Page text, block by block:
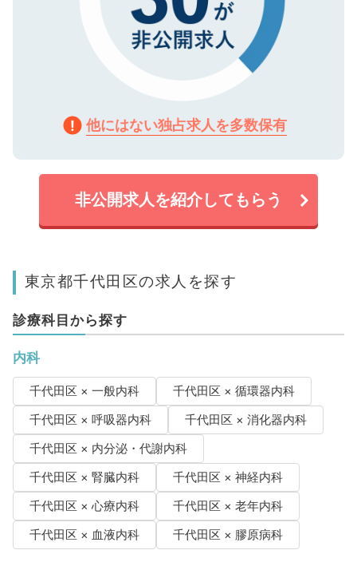
他にはない独占求人を多数保有
非公開求人を紹介してもらう
東京都千代田区の求人を探す
診療科目から探す
内科
千代田区 × 一般内科
千代田区 × 循環器内科
千代田区 × 呼吸器内科
千代田区 × 消化器内科
千代田区 × 内分泌・代謝内科
千代田区 × 腎臓内科
千代田区 × 神経内科
千代田区 × 心療内科
千代田区 × 老年内科
千代田区 × 血液内科
千代田区 × 膠原病科